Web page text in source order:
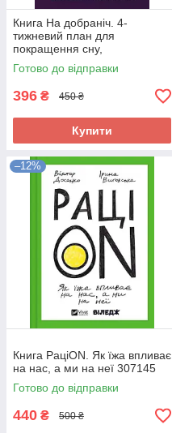
Книга На добраніч. 4-
тижневий план для
покращення сну,
функціональності мозку і
самопочуття 337119
Готово до відправки
396 ₴ 450 ₴
Купити
–12%
Книга РаціON. Як їжа впливає
на нас, а ми на неї 307145
Готово до відправки
440 ₴ 500 ₴